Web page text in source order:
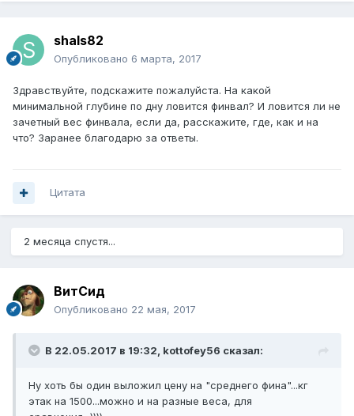
shals82
Опубликовано 6 марта, 2017
Здравствуйте, подскажите пожалуйста. На какой
минимальной глубине по дну ловится финвал? И ловится ли не
зачетный вес финвала, если да, расскажите, где, как и на
что? Заранее благодарю за ответы.
Цитата
2 месяца спустя...
ВитСид
Опубликовано 22 мая, 2017
В 22.05.2017 в 19:32, kottofey56 сказал:
Ну хоть бы один выложил цену на "среднего фина"...кг
этак на 1500...можно и на разные веса, для